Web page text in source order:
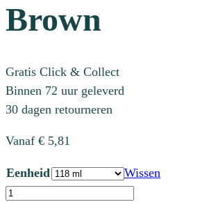
Brown
Gratis Click & Collect
Binnen 72 uur geleverd
30 dagen retourneren
Vanaf € 5,81
Eenheid
Wissen
OPK468